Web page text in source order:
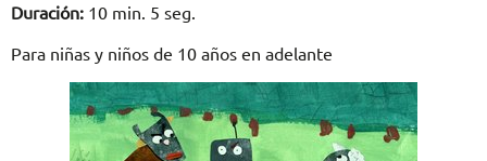
Duración: 10 min. 5 seg.
Para niñas y niños de 10 años en adelante